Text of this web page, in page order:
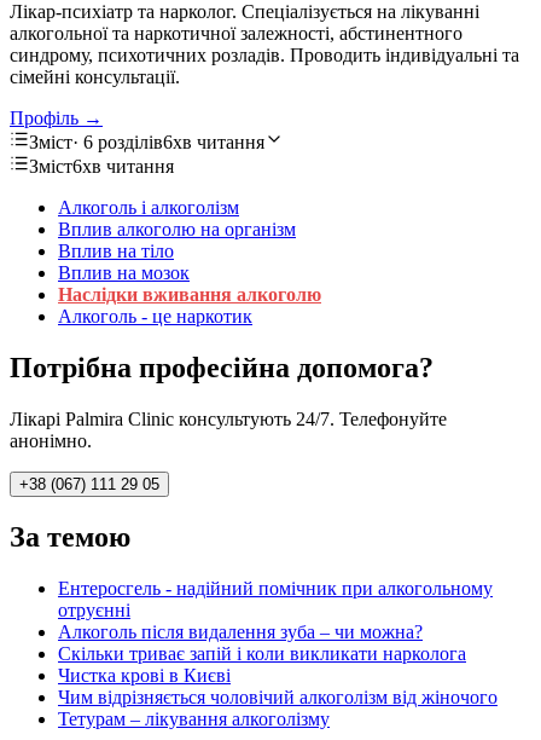
Лікар-психіатр та нарколог. Спеціалізується на лікуванні
алкогольної та наркотичної залежності, абстинентного
синдрому, психотичних розладів. Проводить індивідуальні та
сімейні консультації.
Профіль →
Зміст· 6 розділів6хв читання
Зміст6хв читання
Алкоголь і алкоголізм
Вплив алкоголю на організм
Вплив на тіло
Вплив на мозок
Наслідки вживання алкоголю
Алкоголь - це наркотик
Потрібна професійна допомога?
Лікарі Palmira Clinic консультують 24/7. Телефонуйте
анонімно.
+38 (067) 111 29 05
За темою
Ентеросгель - надійний помічник при алкогольному
отруєнні
Алкоголь після видалення зуба – чи можна?
Скільки триває запій і коли викликати нарколога
Чистка крові в Києві
Чим відрізняється чоловічий алкоголізм від жіночого
Тетурам – лікування алкоголізму